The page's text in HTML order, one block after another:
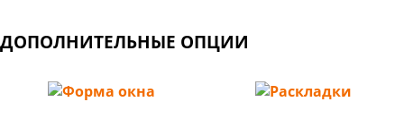
ДОПОЛНИТЕЛЬНЫЕ ОПЦИИ